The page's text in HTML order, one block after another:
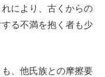
により、古くからの
る不満を抱く者も少
、他氏族との摩擦要